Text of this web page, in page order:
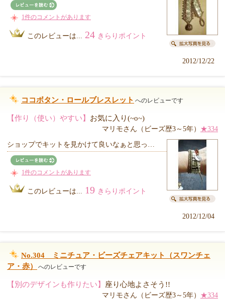
1件のコメントがあります
このレビューは... 24 きらりポイント
2012/12/22
ココボタン・ロールブレスレット へのレビューです
【作り（使い）やすい】 お気に入り(~o~)
マリモさん（ビーズ歴3～5年） ★334
ショップでキットを見かけて良いなぁと思っ…
1件のコメントがあります
このレビューは... 19 きらりポイント
2012/12/04
No.304 ミニチュア・ビーズチェアキット（スワンチェ
ア・赤）
へのレビューです
【別のデザインも作りたい】 座り心地よさそう!!
マリモさん（ビーズ歴3～5年） ★334